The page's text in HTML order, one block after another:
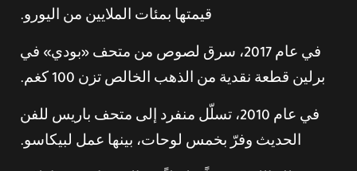
قيمتها بمئات الملايين من اليورو.
في عام 2017، سرق لصوص من متحف «بودي» في
برلين قطعة نقدية من الذهب الخالص تزن 100 كغم.
في عام 2010، تسلّل منفرد إلى متحف باريس للفن
الحديث وفرّ بخمس لوحات، بينها عمل لبيكاسو.